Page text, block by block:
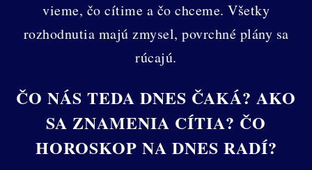
vieme, čo cítime a čo chceme. Všetky
rozhodnutia majú zmysel, povrchné plány sa
rúcajú.
ČO NÁS TEDA DNES ČAKÁ? AKO
SA ZNAMENIA CÍTIA? ČO
HOROSKOP NA DNES RADÍ?